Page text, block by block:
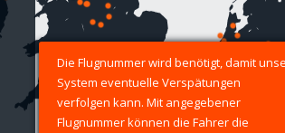
Die Flugnummer wird benötigt, damit
System eventuelle Verspätungen
verfolgen kann. Mit angegebener
Flugnummer können die Fahrer die